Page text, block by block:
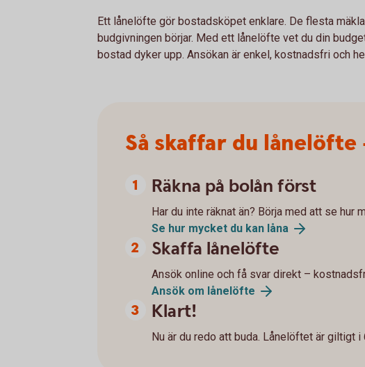
Ett lånelöfte gör bostadsköpet enklare. De flesta
budgivningen börjar. Med ett lånelöfte vet du din
bostad dyker upp. Ansökan är enkel, kostnadsfri och
Så skaffar du
Räkna på bolån först
Har du inte räknat än? Börja med att se hur
Se hur mycket du kan låna
Skaffa lånelöfte
Ansök online och få svar direkt –
Ansök om lånelöfte
Klart!
Nu är du redo att buda. Lånelöftet är giltigt i